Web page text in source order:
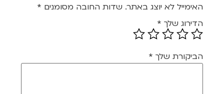
האימייל לא יוצג באתר. שדות החובה מסומנים *
הדירוג שלך *
הביקורת שלך *